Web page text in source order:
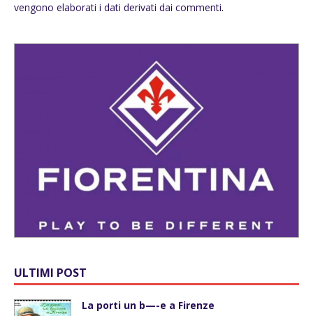
vengono elaborati i dati derivati dai commenti.
ULTIMI POST
La porti un b—-e a Firenze